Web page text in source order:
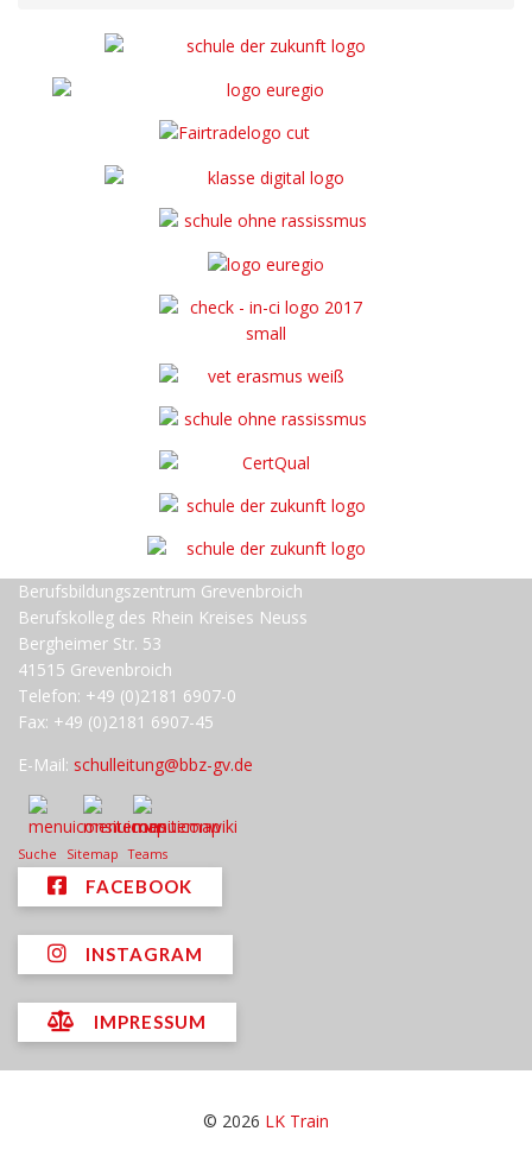
Berufsbildungszentrum Grevenbroich
Berufskolleg des Rhein Kreises Neuss
Bergheimer Str. 53
41515 Grevenbroich
Telefon: +49 (0)2181 6907-0
Fax: +49 (0)2181 6907-45
E-Mail: schulleitung@bbz-gv.de
Suche Sitemap Teams
FACEBOOK
INSTAGRAM
IMPRESSUM
© 2026 LK Train